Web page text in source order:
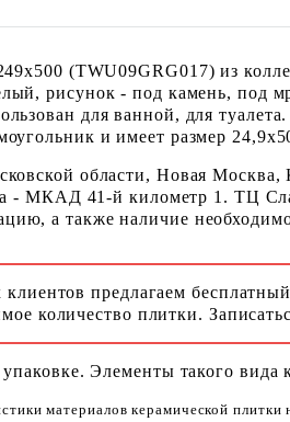
(TWU09GRG017) из
рисунок - под камень, под
для ванной, для туалета.
и имеет размер
области, Новая
- МКАД 41-й километр 1. ТЦ
а также наличие
клиентов предлагаем
количество плитки.
упаковке. Элементы такого
материалов керамической